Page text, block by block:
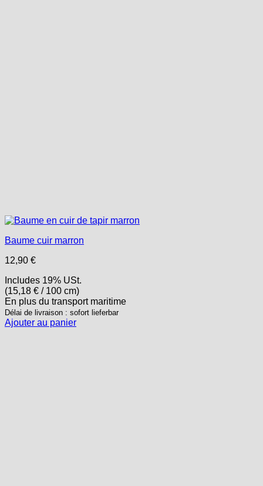
Baume cuir marron
12,90 €
Includes 19% USt.
(15,18 € / 100 cm)
En plus du transportmaritime
Délai de livraison : sofort lieferbar
Ajouter au panier